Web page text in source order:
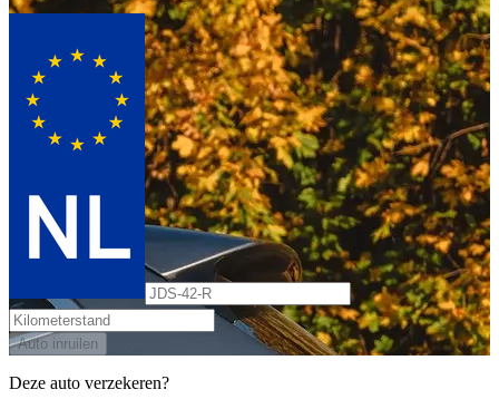
Auto inruilen
Deze auto verzekeren?